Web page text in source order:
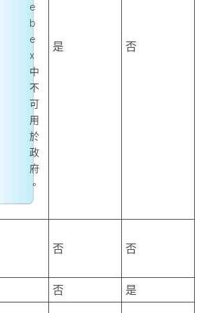
e
b
e
x
中
不
可
用
於
政
府
。
是 否
否 否
否
是